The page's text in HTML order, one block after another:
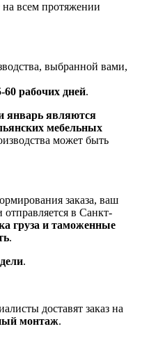
на всем протяжении
выбранной вами,
60 рабочих дней.
январь являются
мебельных
может быть
заказа, ваш
отправляется в Санкт-
груза и таможенные
.
.
доставят заказ на
монтаж.